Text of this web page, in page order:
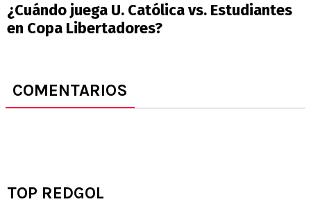
¿Cuándo juega U. Católica vs. Estudiantes
en Copa Libertadores?
COMENTARIOS
TOP REDGOL